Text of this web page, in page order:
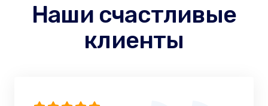
Наши счастливые
клиенты